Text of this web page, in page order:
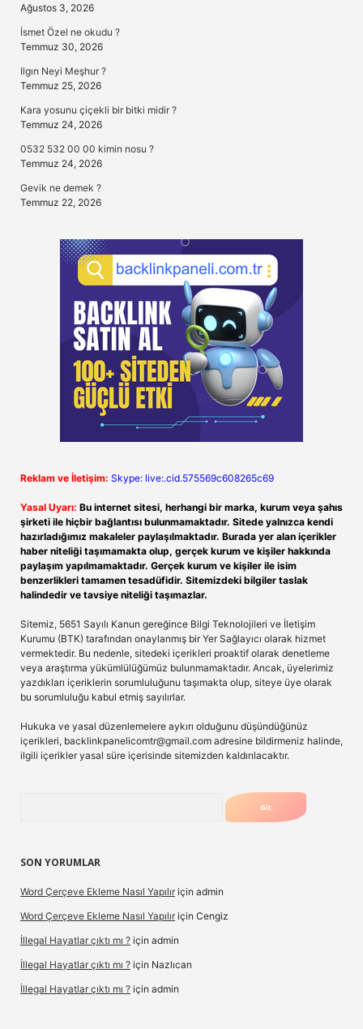
Ağustos 3, 2026
İsmet Özel ne okudu ?
Temmuz 30, 2026
Ilgın Neyi Meşhur ?
Temmuz 25, 2026
Kara yosunu çiçekli bir bitki midir ?
Temmuz 24, 2026
0532 532 00 00 kimin nosu ?
Temmuz 24, 2026
Gevik ne demek ?
Temmuz 22, 2026
Reklam ve İletişim: Skype: live:.cid.575569c608265c69
Yasal Uyarı: Bu internet sitesi, herhangi bir marka, kurum veya şahıs
şirketi ile hiçbir bağlantısı bulunmamaktadır. Sitede yalnızca kendi
hazırladığımız makaleler paylaşılmaktadır. Burada yer alan içerikler
haber niteliği taşımamakta olup, gerçek kurum ve kişiler hakkında
paylaşım yapılmamaktadır. Gerçek kurum ve kişiler ile isim
benzerlikleri tamamen tesadüfidir. Sitemizdeki bilgiler taslak
halindedir ve tavsiye niteliği taşımazlar.
Sitemiz, 5651 Sayılı Kanun gereğince Bilgi Teknolojileri ve İletişim
Kurumu (BTK) tarafından onaylanmış bir Yer Sağlayıcı olarak hizmet
vermektedir. Bu nedenle, sitedeki içerikleri proaktif olarak denetleme
veya araştırma yükümlülüğümüz bulunmamaktadır. Ancak, üyelerimiz
yazdıkları içeriklerin sorumluluğunu taşımakta olup, siteye üye olarak
bu sorumluluğu kabul etmiş sayılırlar.
Hukuka ve yasal düzenlemelere aykırı olduğunu düşündüğünüz
içerikleri, backlinkpanelicomtr@gmail.com adresine bildirmeniz halinde,
ilgili içerikler yasal süre içerisinde sitemizden kaldırılacaktır.
SON YORUMLAR
Word Çerçeve Ekleme Nasıl Yapılır için admin
Word Çerçeve Ekleme Nasıl Yapılır için Cengiz
İllegal Hayatlar çıktı mı ? için admin
İllegal Hayatlar çıktı mı ? için Nazlıcan
İllegal Hayatlar çıktı mı ? için admin